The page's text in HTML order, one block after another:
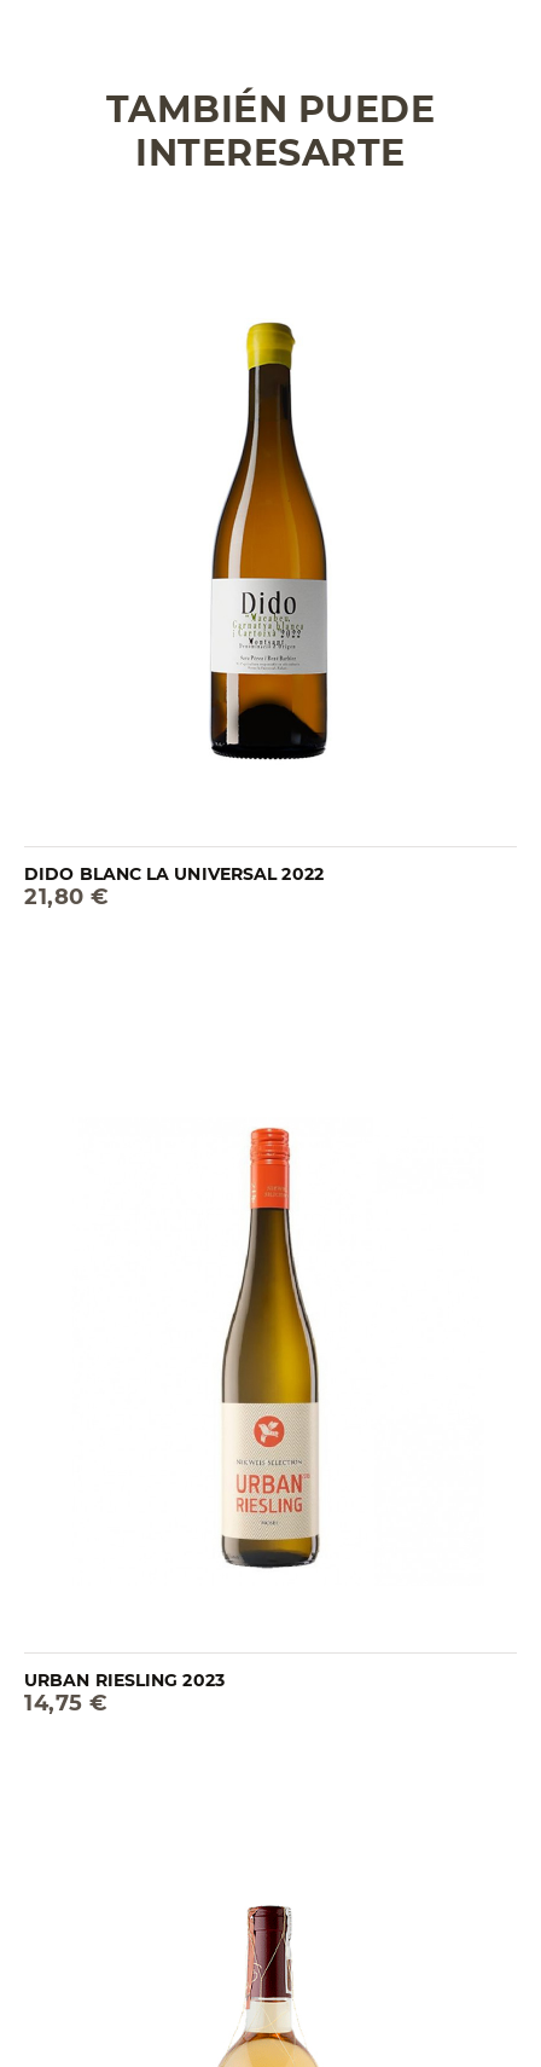
TAMBIÉN PUEDE
INTERESARTE
DIDO BLANC LA UNIVERSAL 2022
21,80 €
URBAN RIESLING 2023
14,75 €